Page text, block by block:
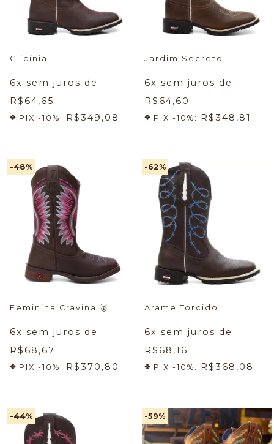
Glicínia
6x sem juros de
R$64,65
PIX -10%: R$349,08
Jardim Secreto
6x sem juros de
R$64,60
PIX -10%: R$348,81
-48%
Feminina Cravina 🥇
6x sem juros de
R$68,67
PIX -10%: R$370,80
-62%
Arame Torcido
6x sem juros de
R$68,16
PIX -10%: R$368,08
-44% -59%